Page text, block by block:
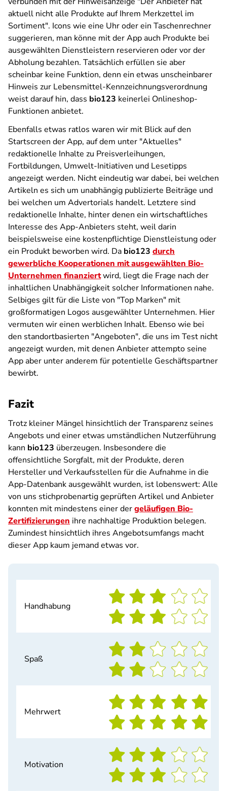
aktuell nicht alle Produkte auf Ihrem Merkzettel im
Sortiment". Icons wie eine Uhr oder ein Taschenrechner
suggerieren, man könne mit der App auch Produkte bei
ausgewählten Dienstleistern reservieren oder vor der
Abholung bezahlen. Tatsächlich erfüllen sie aber
scheinbar keine Funktion, denn ein etwas unscheinbarer
Hinweis zur Lebensmittel-Kennzeichnungsverordnung
weist darauf hin, dass bio123 keinerlei Onlineshop-
Funktionen anbietet.
Ebenfalls etwas ratlos waren wir mit Blick auf den
Startscreen der App, auf dem unter "Aktuelles"
redaktionelle Inhalte zu Preisverleihungen,
Fortbildungen, Umwelt-Initiativen und Lesetipps
angezeigt werden. Nicht eindeutig war dabei, bei welchen
Artikeln es sich um unabhängig publizierte Beiträge und
bei welchen um Advertorials handelt. Letztere sind
redaktionelle Inhalte, hinter denen ein wirtschaftliches
Interesse des App-Anbieters steht, weil darin
beispielsweise eine kostenpflichtige Dienstleistung oder
ein Produkt beworben wird. Da bio123 durch
gewerbliche Kooperationen mit ausgewählten Bio-
Unternehmen finanziertwird, liegt die Frage nach der
inhaltlichen Unabhängigkeit solcher Informationen nahe.
Selbiges gilt für die Liste von "Top Marken" mit
großformatigen Logos ausgewählter Unternehmen. Hier
vermuten wir einen werblichen Inhalt. Ebenso wie bei
den standortbasierten "Angeboten", die uns im Test nicht
angezeigt wurden, mit denen Anbieter attempto seine
App aber unter anderem für potentielle Geschäftspartner
bewirbt.
Fazit
Trotz kleiner Mängel hinsichtlich der Transparenz seines
Angebots und einer etwas umständlichen Nutzerführung
kann bio123 überzeugen. Insbesondere die
offensichtliche Sorgfalt, mit der Produkte, deren
Hersteller und Verkaufsstellen für die Aufnahme in die
App-Datenbank ausgewählt wurden, ist lobenswert: Alle
von uns stichprobenartig geprüften Artikel und Anbieter
konnten mit mindestens einer dergeläufigen Bio-
Zertifizierungen ihre nachhaltige Produktion belegen.
Zumindest hinsichtlich ihres Angebotsumfangs macht
dieser App kaum jemand etwas vor.
Handhabung
Spaß
Mehrwert
Motivation